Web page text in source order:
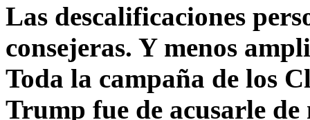
Las descalificaciones
consejeras. Y menos
Toda la campaña de los
Trump fue de acusarle